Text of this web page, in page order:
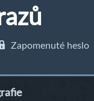
Zapomenuté heslo